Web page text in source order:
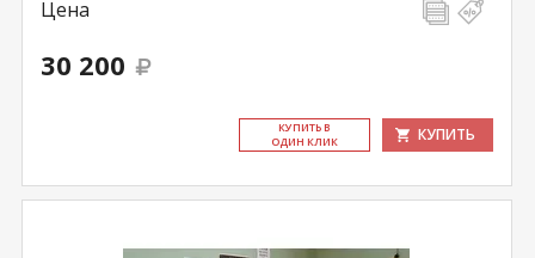
Цена
30 200
КУ­ПИТЬ В
ОДИН КЛИК
КУПИТЬ